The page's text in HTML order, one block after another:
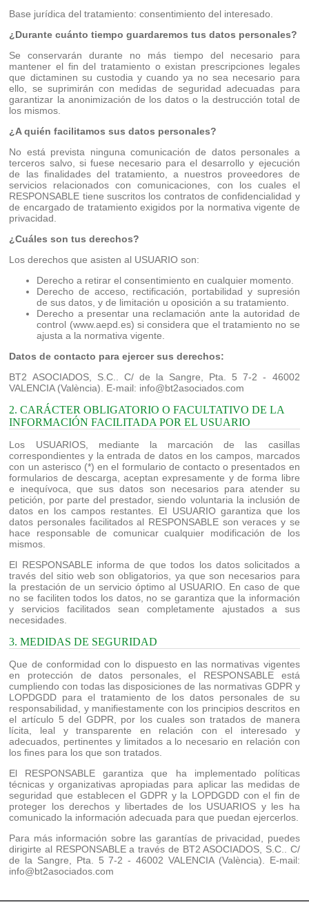
Base jurídica del tratamiento: consentimiento del interesado.
¿Durante cuánto tiempo guardaremos tus datos personales?
Se conservarán durante no más tiempo del necesario para
mantener el fin del tratamiento o existan prescripciones legales
que dictaminen su custodia y cuando ya no sea necesario para
ello, se suprimirán con medidas de seguridad adecuadas para
garantizar la anonimización de los datos o la destrucción total de
los mismos.
¿A quién facilitamos sus datos personales?
No está prevista ninguna comunicación de datos personales a
terceros salvo, si fuese necesario para el desarrollo y ejecución
de las finalidades del tratamiento, a nuestros proveedores de
servicios relacionados con comunicaciones, con los cuales el
RESPONSABLE tiene suscritos los contratos de confidencialidad y
de encargado de tratamiento exigidos por la normativa vigente de
privacidad.
¿Cuáles son tus derechos?
Los derechos que asisten al USUARIO son:
Derecho a retirar el consentimiento en cualquier momento.
Derecho de acceso, rectificación, portabilidad y supresión
de sus datos, y de limitación u oposición a su tratamiento.
Derecho a presentar una reclamación ante la autoridad de
control (www.aepd.es) si considera que el tratamiento no se
ajusta a la normativa vigente.
Datos de contacto para ejercer sus derechos:
BT2 ASOCIADOS, S.C.. C/ de la Sangre, Pta. 5 7-2 - 46002
VALENCIA (València). E-mail: info@bt2asociados.com
2. CARÁCTER OBLIGATORIO O FACULTATIVO DE LA
INFORMACIÓN FACILITADA POR EL USUARIO
Los USUARIOS, mediante la marcación de las casillas
correspondientes y la entrada de datos en los campos, marcados
con un asterisco (*) en el formulario de contacto o presentados en
formularios de descarga, aceptan expresamente y de forma libre
e inequívoca, que sus datos son necesarios para atender su
petición, por parte del prestador, siendo voluntaria la inclusión de
datos en los campos restantes. El USUARIO garantiza que los
datos personales facilitados al RESPONSABLE son veraces y se
hace responsable de comunicar cualquier modificación de los
mismos.
El RESPONSABLE informa de que todos los datos solicitados a
través del sitio web son obligatorios, ya que son necesarios para
la prestación de un servicio óptimo al USUARIO. En caso de que
no se faciliten todos los datos, no se garantiza que la información
y servicios facilitados sean completamente ajustados a sus
necesidades.
3. MEDIDAS DE SEGURIDAD
Que de conformidad con lo dispuesto en las normativas vigentes
en protección de datos personales, el RESPONSABLE está
cumpliendo con todas las disposiciones de las normativas GDPR y
LOPDGDD para el tratamiento de los datos personales de su
responsabilidad, y manifiestamente con los principios descritos en
el artículo 5 del GDPR, por los cuales son tratados de manera
lícita, leal y transparente en relación con el interesado y
adecuados, pertinentes y limitados a lo necesario en relación con
los fines para los que son tratados.
El RESPONSABLE garantiza que ha implementado políticas
técnicas y organizativas apropiadas para aplicar las medidas de
seguridad que establecen el GDPR y la LOPDGDD con el fin de
proteger los derechos y libertades de los USUARIOS y les ha
comunicado la información adecuada para que puedan ejercerlos.
Para más información sobre las garantías de privacidad, puedes
dirigirte al RESPONSABLE a través de BT2 ASOCIADOS, S.C.. C/
de la Sangre, Pta. 5 7-2 - 46002 VALENCIA (València). E-mail:
info@bt2asociados.com